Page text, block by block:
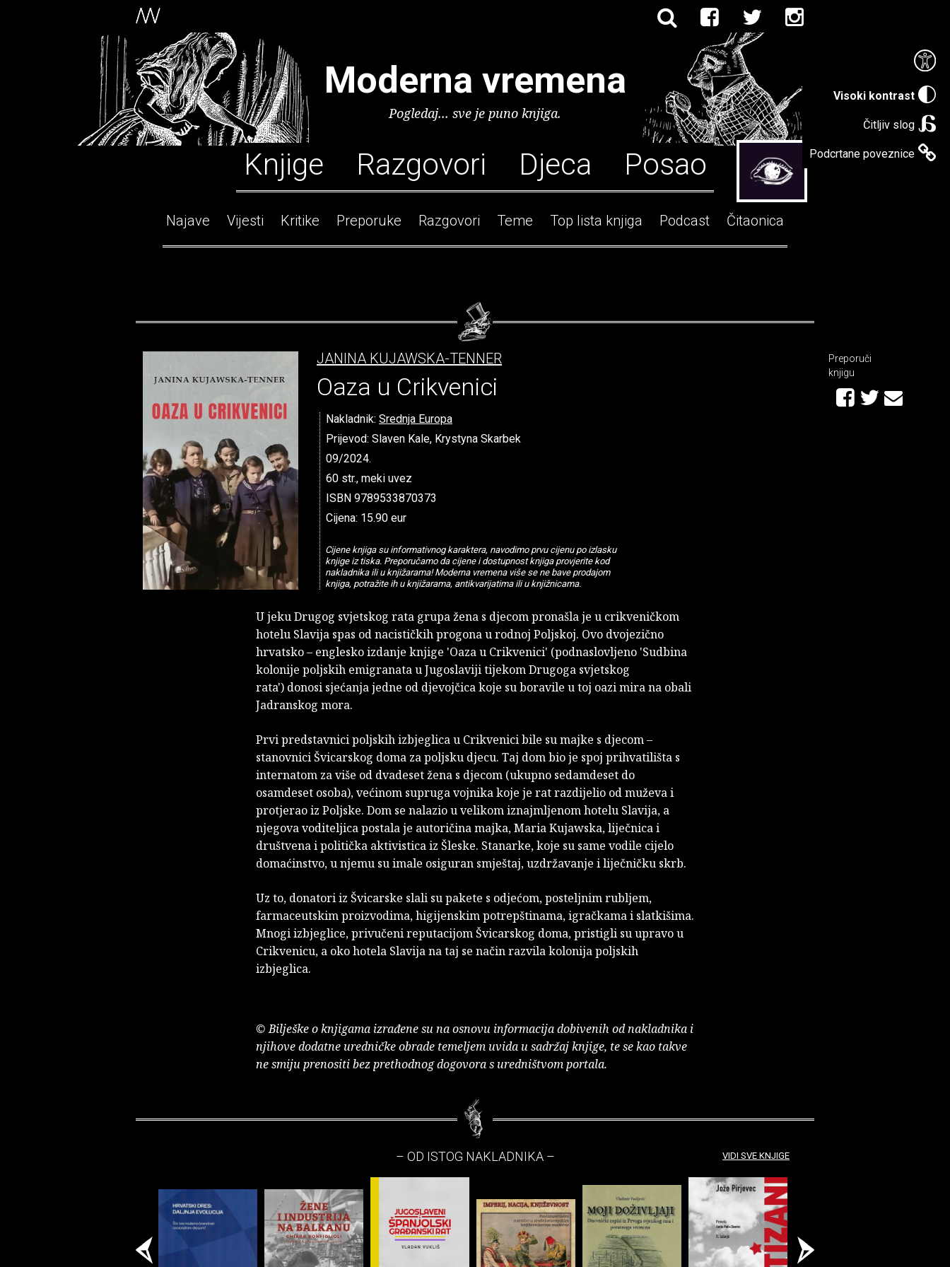
Visoki kontrast
Čitljiv slog
Podcrtane poveznice
Moderna vremena
Pogledaj... sve je puno knjiga.
Knjige Razgovori Djeca Posao
Najave Vijesti Kritike Preporuke Razgovori Teme Top lista knjiga Podcast Čitaonica
JANINA KUJAWSKA-TENNER
Oaza u Crikvenici
Nakladnik: Srednja Europa
Prijevod: Slaven Kale, Krystyna Skarbek
09/2024.
60 str., meki uvez
ISBN 9789533870373
Cijena: 15.90 eur
Cijene knjiga su informativnog karaktera, navodimo prvu cijenu po izlasku
knjige iz tiska. Preporučamo da cijene i dostupnost knjiga provjerite kod
nakladnika ili u knjižarama! Moderna vremena više se ne bave prodajom
knjiga, potražite ih u knjižarama, antikvarijatima ili u knjižnicama.
U jeku Drugog svjetskog rata grupa žena s djecom pronašla je u crikveničkom
hotelu Slavija spas od nacističkih progona u rodnoj Poljskoj. Ovo dvojezično
hrvatsko – englesko izdanje knjige 'Oaza u Crikvenici' (podnaslovljeno 'Sudbina
kolonije poljskih emigranata u Jugoslaviji tijekom Drugoga svjetskog
rata') donosi sjećanja jedne od djevojčica koje su boravile u toj oazi mira na obali
Jadranskog mora.
Prvi predstavnici poljskih izbjeglica u Crikvenici bile su majke s djecom –
stanovnici Švicarskog doma za poljsku djecu. Taj dom bio je spoj prihvatilišta s
internatom za više od dvadeset žena s djecom (ukupno sedamdeset do
osamdeset osoba), većinom supruga vojnika koje je rat razdijelio od muževa i
protjerao iz Poljske. Dom se nalazio u velikom iznajmljenom hotelu Slavija, a
njegova voditeljica postala je autoričina majka, Maria Kujawska, liječnica i
društvena i politička aktivistica iz Šleske. Stanarke, koje su same vodile cijelo
domaćinstvo, u njemu su imale osiguran smještaj, uzdržavanje i liječničku skrb.
Uz to, donatori iz Švicarske slali su pakete s odjećom, posteljnim rubljem,
farmaceutskim proizvodima, higijenskim potrepštinama, igračkama i slatkišima.
Mnogi izbjeglice, privučeni reputacijom Švicarskog doma, pristigli su upravo u
Crikvenicu, a oko hotela Slavija na taj se način razvila kolonija poljskih
izbjeglica.
© Bilješke o knjigama izrađene su na osnovu informacija dobivenih od nakladnika i
njihove dodatne uredničke obrade temeljem uvida u sadržaj knjige, te se kao takve
ne smiju prenositi bez prethodnog dogovora s uredništvom portala.
Preporuči
knjigu
– OD ISTOG NAKLADNIKA – VIDI SVE KNJIGE